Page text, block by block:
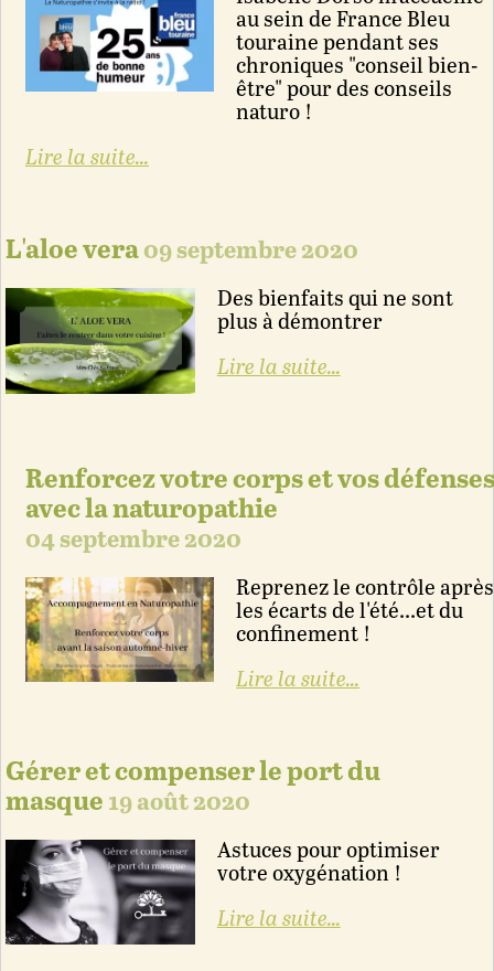
au sein de France Bleu
touraine pendant ses
chroniques "conseil bien-
être" pour des conseils
naturo !
Lire la suite...
L'aloe vera 09 septembre 2020
Des bienfaits qui ne sont
plus à démontrer
Lire la suite...
Renforcez votre corps et vos défenses
avec la naturopathie
04 septembre 2020
Reprenez le contrôle après
les écarts de l'été...et du
confinement !
Lire la suite...
Gérer et compenser le port du
masque 19 août 2020
Astuces pour optimiser
votre oxygénation !
Lire la suite...